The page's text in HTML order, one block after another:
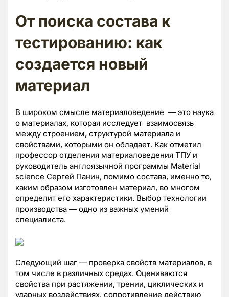
От поиска состава к
тестированию: как
создается новый
материал
В широком смысле материаловедение — это наука
о материалах, которая исследует взаимосвязь
между строением, структурой материала и
свойствами, которыми он обладает. Как отметил
профессор отделения материаловедения ТПУ и
руководитель англоязычной программы Material
science Сергей Панин, помимо состава, именно то,
каким образом изготовлен материал, во многом
определит его характеристики. Выбор технологии
производства — одно из важных умений
специалиста.
Следующий шаг — проверка свойств материалов, в
том числе в различных средах. Оцениваются
свойства при растяжении, трении, циклических и
ударных воздействиях, сопротивление действию